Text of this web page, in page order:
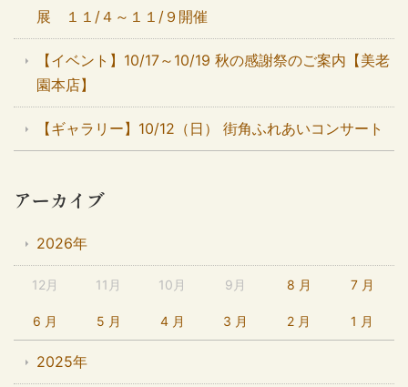
展 １１/４～１１/９開催
【イベント】10/17～10/19 秋の感謝祭のご案内【美老
園本店】
【ギャラリー】10/12（日） 街角ふれあいコンサート
アーカイブ
2026年
12月 11月 10月 9月 8 月 7 月
6 月 5 月 4 月 3 月 2 月 1 月
2025年